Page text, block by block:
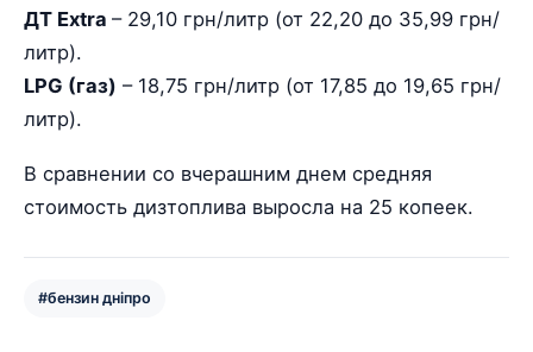
ДТ Extra – 29,10 грн/литр (от 22,20 до 35,99 грн/
литр).
LPG (газ) – 18,75 грн/литр (от 17,85 до 19,65 грн/
литр).
В сравнении со вчерашним днем средняя
стоимость дизтоплива выросла на 25 копеек.
#бензин дніпро